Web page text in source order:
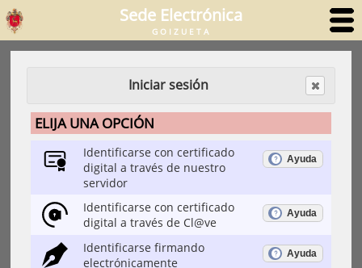
Sede Electrónica
GOIZUETA
Iniciar sesión